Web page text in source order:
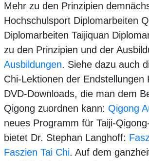
Mehr zu den Prinzipien
Hochschulsport Diplomarbeiten
Diplomarbeiten Taijiquan
zu den Prinzipien und der
Ausbildungen. Siehe dazu auch
Chi-Lektionen der Endstellungen
DVD-Downloads, die man dem
Qigong zuordnen kann: Qigong
neues Programm für Taiji-
bietet Dr. Stephan Langhoff:
Faszien Tai Chi. Auf dem